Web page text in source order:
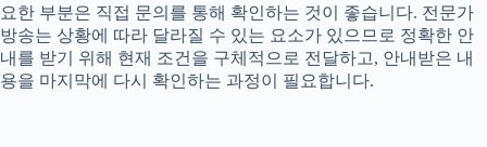
요한 부분은 직접 문의를 통해 확인하는 것이 좋습니다. 전문가
방송는 상황에 따라 달라질 수 있는 요소가 있으므로 정확한 안
내를 받기 위해 현재 조건을 구체적으로 전달하고, 안내받은 내
용을 마지막에 다시 확인하는 과정이 필요합니다.